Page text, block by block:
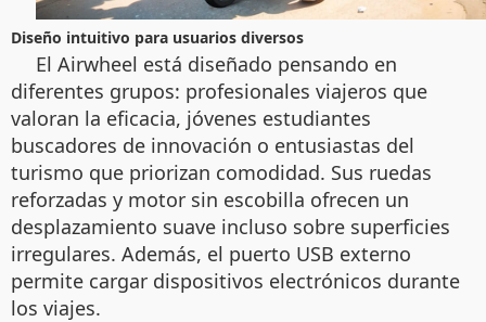
Diseño intuitivo para usuarios diversos
El Airwheel está diseñado pensando en
diferentes grupos: profesionales viajeros que
valoran la eficacia, jóvenes estudiantes
buscadores de innovación o entusiastas del
turismo que priorizan comodidad. Sus ruedas
reforzadas y motor sin escobilla ofrecen un
desplazamiento suave incluso sobre superficies
irregulares. Además, el puerto USB externo
permite cargar dispositivos electrónicos durante
los viajes.